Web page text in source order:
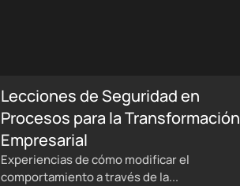
Lecciones de Seguridad en
Procesos para la Transformación
Empresarial
Experiencias de cómo modificar el
comportamiento a través de la...